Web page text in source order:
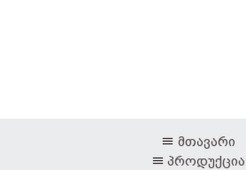
მთავარი
პროდუქცია